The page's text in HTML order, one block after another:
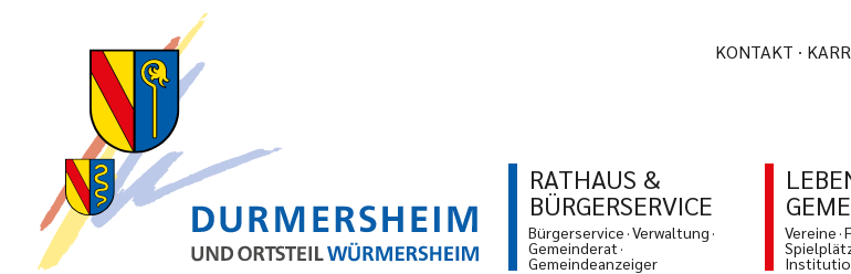
KONTAKT
RATHAUS &
BÜRGERSERVICE
Bürgerservice Verwaltung
Gemeinderat
Gemeindeanzeiger
Vereine